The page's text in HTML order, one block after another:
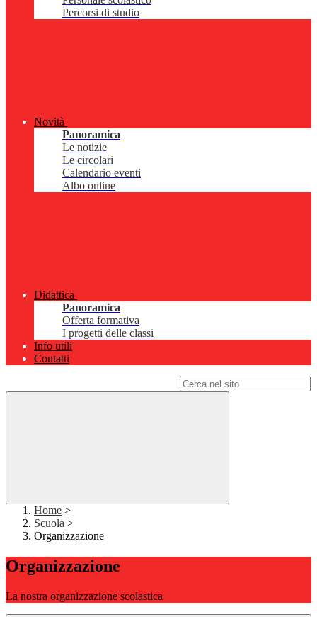
Percorsi di studio
Novità
Panoramica
Le notizie
Le circolari
Calendario eventi
Albo online
Didattica
Panoramica
Offerta formativa
I progetti delle classi
Info utili
Contatti
Home >
Scuola >
Organizzazione
Organizzazione
La nostra organizzazione scolastica